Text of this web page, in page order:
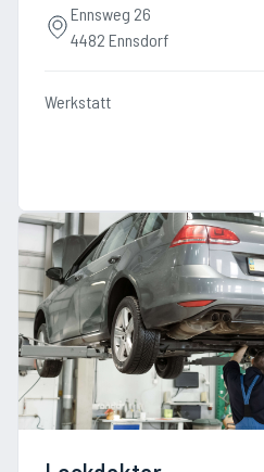
Ennsweg 26
4482 Ennsdorf
Werkstatt